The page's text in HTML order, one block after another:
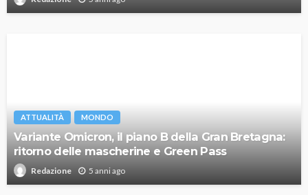
ATTUALITÀ MONDO
Variante Omicron, il piano B della Gran Bretagna:
ritorno delle mascherine e Green Pass
Redazione 5 anni ago